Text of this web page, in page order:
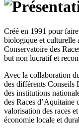
Créé en 1991 pour
biologique et culturelle
Conservatoire des
but non lucratif et
Avec la collaboration
des différents Conseils
des institutions
des Races d’Aquitaine
valorisation des races
économie locale et